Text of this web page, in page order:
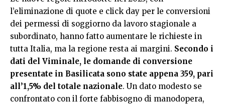
l’eliminazione di quote e click day per le conversioni
dei permessi di soggiorno da lavoro stagionale a
subordinato, hanno fatto aumentare le richieste in
tutta Italia, ma la regione resta ai margini. Secondo i
dati del Viminale, le domande di conversione
presentate in Basilicata sono state appena 359, pari
all’1,5% del totale nazionale. Un dato modesto se
confrontato con il forte fabbisogno di manodopera,